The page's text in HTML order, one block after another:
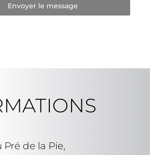
Envoyer le message
Pré de la Pie,